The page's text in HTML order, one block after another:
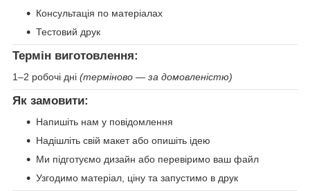
Консультація по матеріалах
Тестовий друк
Термін виготовлення:
1–2 робочі дні (терміново — за домовленістю)
Як замовити:
Напишіть нам у повідомлення
Надішліть свій макет або опишіть ідею
Ми підготуємо дизайн або перевіримо ваш файл
Узгодимо матеріал, ціну та запустимо в друк